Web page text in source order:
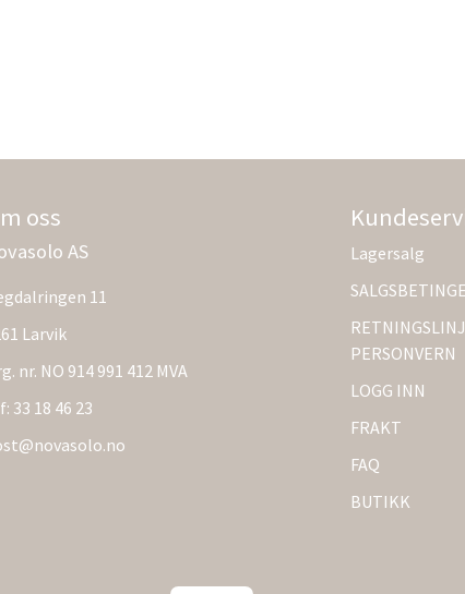
oss
AS
11
Larvik
nr. NO 914 991 412 MVA
33 18 46 23
Lagersalg
PERSONVERN
LOGG INN
FRAKT
FAQ
BUTIKK